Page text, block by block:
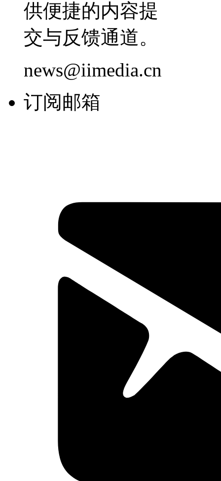
供便捷的内容提
交与反馈通道。
news@iimedia.cn
订阅邮箱